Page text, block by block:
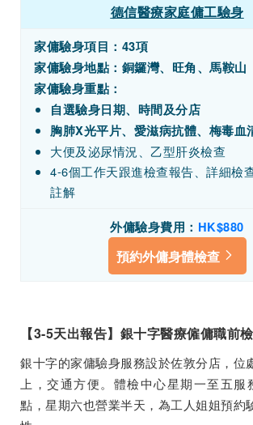
德信醫療家庭傭工驗身
家傭驗身項目：43項
家傭驗身地點：銅鑼灣、旺角、馬鞍山
家傭驗身重點：
自選驗身日期、時間及分店
胸肺X光平片、愛滋病抗體、梅毒血
大便及泌尿情況、乙型肝炎檢查
4-6個工作天跟進檢查報告、詳細檢
註解
外傭驗身費用： HK$880
預約外傭身體檢查
【3-5天出報告】銀十字醫療僱傭職前
銀十字的家傭驗身服務設於佐敦分店，位
上，交通方便。體檢中心星期一至五服
點，星期六也營業半天，為工人姐姐預約